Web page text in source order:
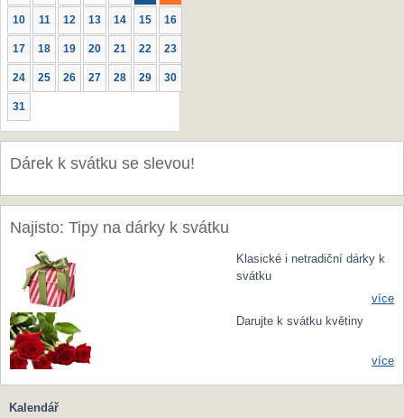
10 11 12 13 14 15 16
17 18 19 20 21 22 23
24 25 26 27 28 29 30
31
Dárek k svátku se slevou!
Najisto: Tipy na dárky k svátku
Klasické i netradiční dárky k
svátku
více
Darujte k svátku květiny
více
Kalendář